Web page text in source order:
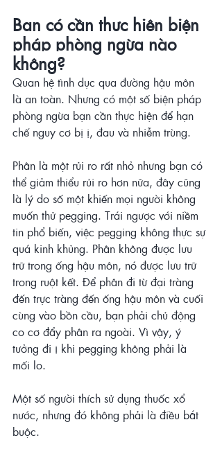
Bạn có cần thực hiện biện
pháp phòng ngừa nào
không?
Quan hệ tình dục qua đường hậu môn
là an toàn. Nhưng có một số biện pháp
phòng ngừa bạn cần thực hiện để hạn
chế nguy cơ bị ị, đau và nhiễm trùng.
Phân là một rủi ro rất nhỏ nhưng bạn có
thể giảm thiểu rủi ro hơn nữa, đây cũng
là lý do số một khiến mọi người không
muốn thử pegging. Trái ngược với niềm
tin phổ biến, việc pegging không thực sự
quá kinh khủng. Phân không được lưu
trữ trong ống hậu môn, nó được lưu trữ
trong ruột kết. Để phân đi từ đại tràng
đến trực tràng đến ống hậu môn và cuối
cùng vào bồn cầu, bạn phải chủ động
co cơ đẩy phân ra ngoài. Vì vậy, ý
tưởng đi ị khi pegging không phải là
mối lo.
Một số người thích sử dụng thuốc xổ
nước, nhưng đó không phải là điều bắt
buộc.